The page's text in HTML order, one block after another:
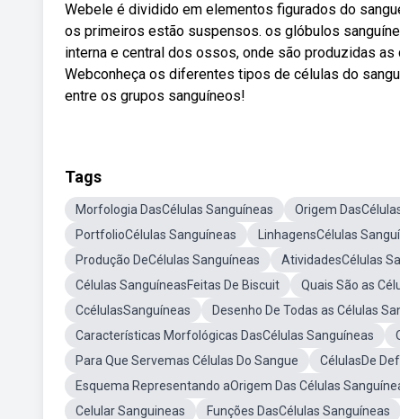
Webele é dividido em elementos figurados do
os primeiros estão suspensos. os glóbulos
interna e central dos ossos, onde são produzidas
Webconheça os diferentes tipos de células do
entre os grupos sanguíneos!
Tags
Morfologia DasCélulas Sanguíneas Origem
PortfolioCélulas Sanguíneas
LinhagensCélulas
Produção DeCélulas Sanguíneas
AtividadesCélulas
Células SanguíneasFeitas De Biscuit
Quais São as
CcélulasSanguíneas
Desenho De Todas as Células
Características Morfológicas DasCélulas Sanguíneas
Para Que Servemas Células Do Sangue
CélulasDe
Esquema Representando aOrigem Das Células
Celular Sanguineas
Funções DasCélulas Sanguíneas